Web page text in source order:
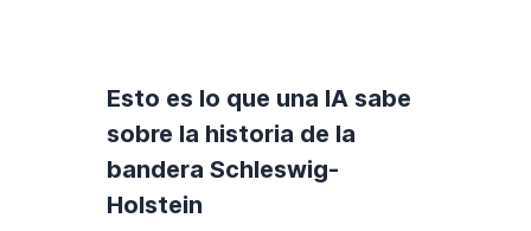
Esto es lo que una IA sabe
sobre la historia de la
bandera Schleswig-
Holstein